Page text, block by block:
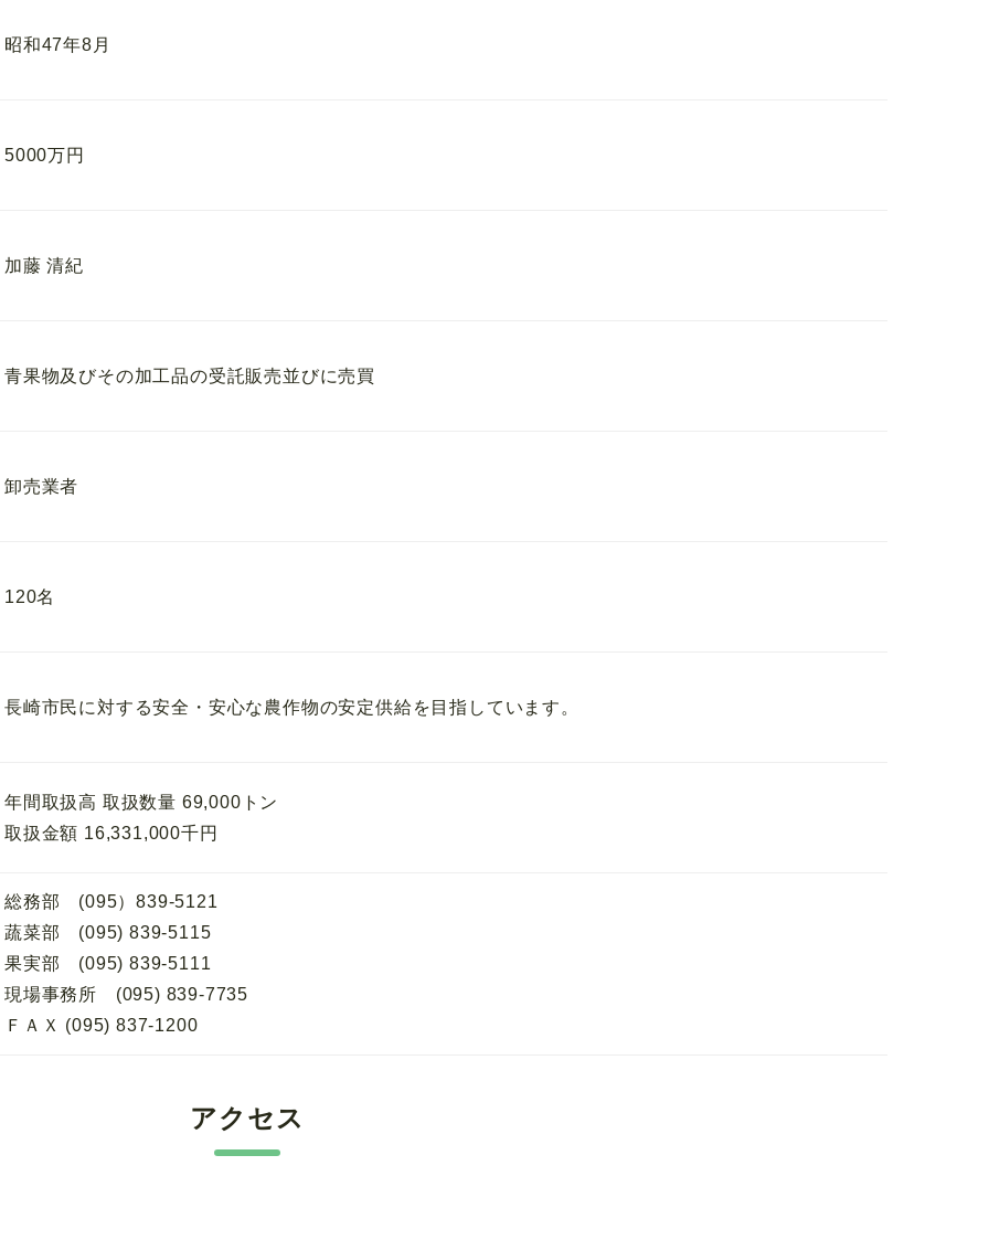
昭和47年8月
5000万円
加藤 清紀
青果物及びその加工品の受託販売並びに売買
卸売業者
120名
長崎市民に対する安全・安心な農作物の安定供給を目指しています。
年間取扱高 取扱数量 69,000トン
取扱金額 16,331,000千円
総務部 (095）839-5121
蔬菜部 (095) 839-5115
果実部 (095) 839-5111
現場事務所 (095) 839-7735
ＦＡＸ (095) 837-1200
アクセス